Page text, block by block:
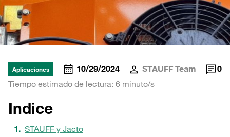
Aplicaciones 10/29/2024 STAUFF Team
0
Tiempo estimado de lectura: 6 minuto/s
Indice
STAUFF y Jacto